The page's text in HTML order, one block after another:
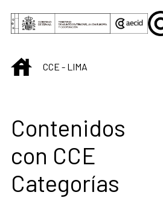
Saltar al contenido principal
INICIOCCE - LIMA
Centro
Contenidos
con CCE
Categorías